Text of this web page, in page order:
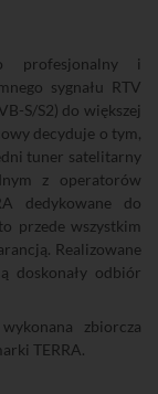
profesjonalny i
sygnału RTV
S/S2) do większej
decyduje o tym,
tuner satelitarny
z operatorów
dedykowane do
przede wszystkim
Realizowane
doskonały odbiór
zbiorcza
TERRA.